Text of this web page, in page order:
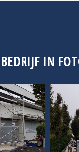
IN